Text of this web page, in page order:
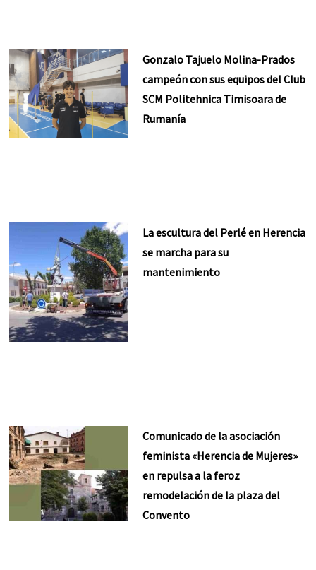
Gonzalo Tajuelo Molina-Prados
campeón con sus equipos del Club
SCM Politehnica Timisoara de
Rumanía
La escultura del Perlé en Herencia
se marcha para su
mantenimiento
Comunicado de la asociación
feminista «Herencia de Mujeres»
en repulsa a la feroz
remodelación de la plaza del
Convento